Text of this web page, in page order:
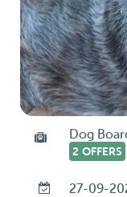
Dog
2 OFFERS
27-09-